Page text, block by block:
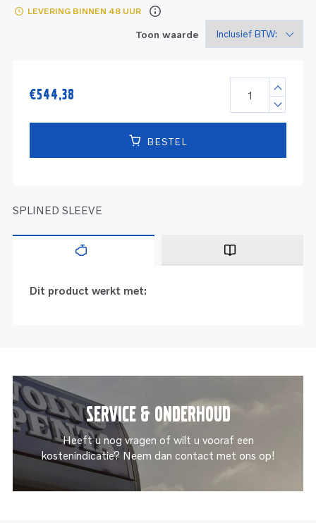
Reman - Bedrijfsvaart
LEVERING BINNEN 48 UUR
Toon waarde
€544,38
BESTEL
SPLINED SLEEVE
Dit product werkt met:
Service & onderhoud
Heeft u nog vragen of wilt u vooraf een
kostenindicatie? Neem dan contact met ons op!